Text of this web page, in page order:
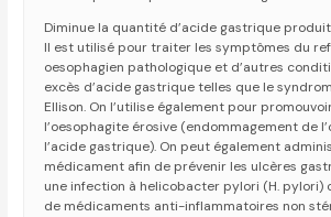
Diminue la quantité d’acide gastrique
Il est utilisé pour traiter les symptômes du
oesophagien pathologique et d’autres
excès d’acide gastrique telles que le
Ellison. On l’utilise également pour
l’oesophagite érosive (endommagement de
l’acide gastrique). On peut également
médicament afin de prévenir les ulcères
une infection à helicobacter pylori (H. pylori)
de médicaments anti-inflammatoires non